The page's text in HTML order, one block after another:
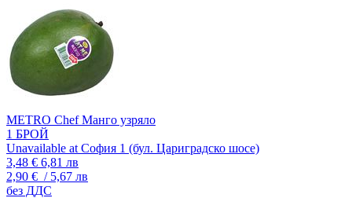
METRO Chef Манго узряло
1 БРОЙ
Unavailable at София 1 (бул. Цариградско шосе)
3,48 € 6,81 лв
2,90 € / 5,67 лв
без ДДС